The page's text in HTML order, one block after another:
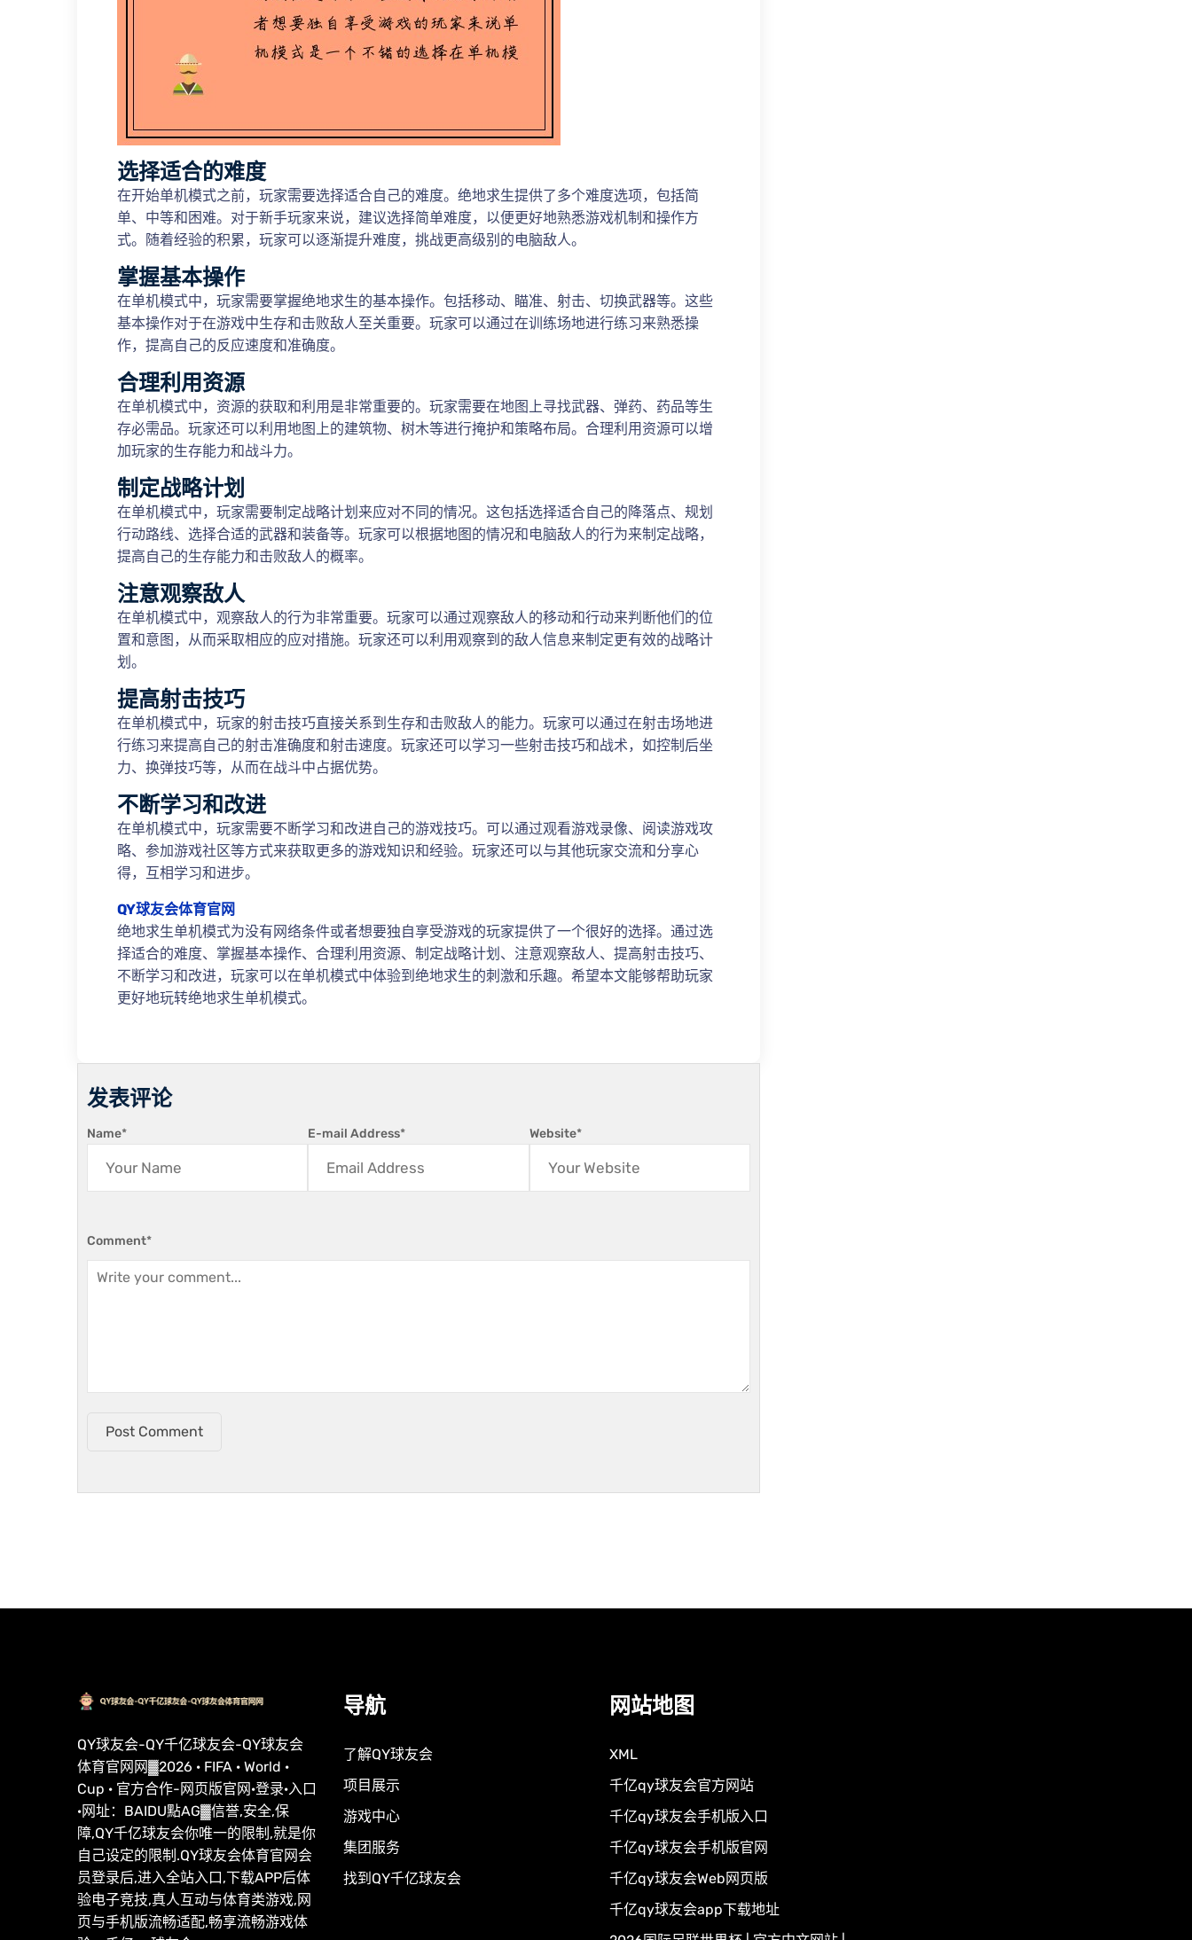
选择适合的难度
在开始单机模式之前，玩家需要选择适合自己的难度。绝地求生提供了多个难度选项，包括简
单、中等和困难。对于新手玩家来说，建议选择简单难度，以便更好地熟悉游戏机制和操作方
式。随着经验的积累，玩家可以逐渐提升难度，挑战更高级别的电脑敌人。
掌握基本操作
在单机模式中，玩家需要掌握绝地求生的基本操作。包括移动、瞄准、射击、切换武器等。这些
基本操作对于在游戏中生存和击败敌人至关重要。玩家可以通过在训练场地进行练习来熟悉操
作，提高自己的反应速度和准确度。
合理利用资源
在单机模式中，资源的获取和利用是非常重要的。玩家需要在地图上寻找武器、弹药、药品等生
存必需品。玩家还可以利用地图上的建筑物、树木等进行掩护和策略布局。合理利用资源可以增
加玩家的生存能力和战斗力。
制定战略计划
在单机模式中，玩家需要制定战略计划来应对不同的情况。这包括选择适合自己的降落点、规划
行动路线、选择合适的武器和装备等。玩家可以根据地图的情况和电脑敌人的行为来制定战略，
提高自己的生存能力和击败敌人的概率。
注意观察敌人
在单机模式中，观察敌人的行为非常重要。玩家可以通过观察敌人的移动和行动来判断他们的位
置和意图，从而采取相应的应对措施。玩家还可以利用观察到的敌人信息来制定更有效的战略计
划。
提高射击技巧
在单机模式中，玩家的射击技巧直接关系到生存和击败敌人的能力。玩家可以通过在射击场地进
行练习来提高自己的射击准确度和射击速度。玩家还可以学习一些射击技巧和战术，如控制后坐
力、换弹技巧等，从而在战斗中占据优势。
不断学习和改进
在单机模式中，玩家需要不断学习和改进自己的游戏技巧。可以通过观看游戏录像、阅读游戏攻
略、参加游戏社区等方式来获取更多的游戏知识和经验。玩家还可以与其他玩家交流和分享心
得，互相学习和进步。
QY球友会体育官网
绝地求生单机模式为没有网络条件或者想要独自享受游戏的玩家提供了一个很好的选择。通过选
择适合的难度、掌握基本操作、合理利用资源、制定战略计划、注意观察敌人、提高射击技巧、
不断学习和改进，玩家可以在单机模式中体验到绝地求生的刺激和乐趣。希望本文能够帮助玩家
更好地玩转绝地求生单机模式。
发表评论
Name* E-mail Address* Website*
Comment*
Post Comment
QY球友会-QY千亿球友会-QY球友会
体育官网网▓2026 · FIFA · World ·
Cup · 官方合作-网页版官网·登录·入口
·网址：BAIDU點AG▓信誉,安全,保
障,QY千亿球友会你唯一的限制,就是你
自己设定的限制.QY球友会体育官网会
员登录后,进入全站入口,下载APP后体
验电子竞技,真人互动与体育类游戏,网
页与手机版流畅适配,畅享流畅游戏体
导航
了解QY球友会
项目展示
游戏中心
集团服务
找到QY千亿球友会
网站地图
XML
千亿qy球友会官方网站
千亿qy球友会手机版入口
千亿qy球友会手机版官网
千亿qy球友会Web网页版
千亿qy球友会app下载地址